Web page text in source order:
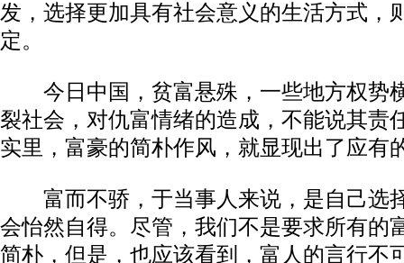
发，选择更加具有社会意义的生活方式，
定。
今日中国，贫富悬殊，一些地方权势
裂社会，对仇富情绪的造成，不能说其责
实里，富豪的简朴作风，就显现出了应有
富而不骄，于当事人来说，是自己选
会怡然自得。尽管，我们不是要求所有的
简朴，但是，也应该看到，富人的言行不